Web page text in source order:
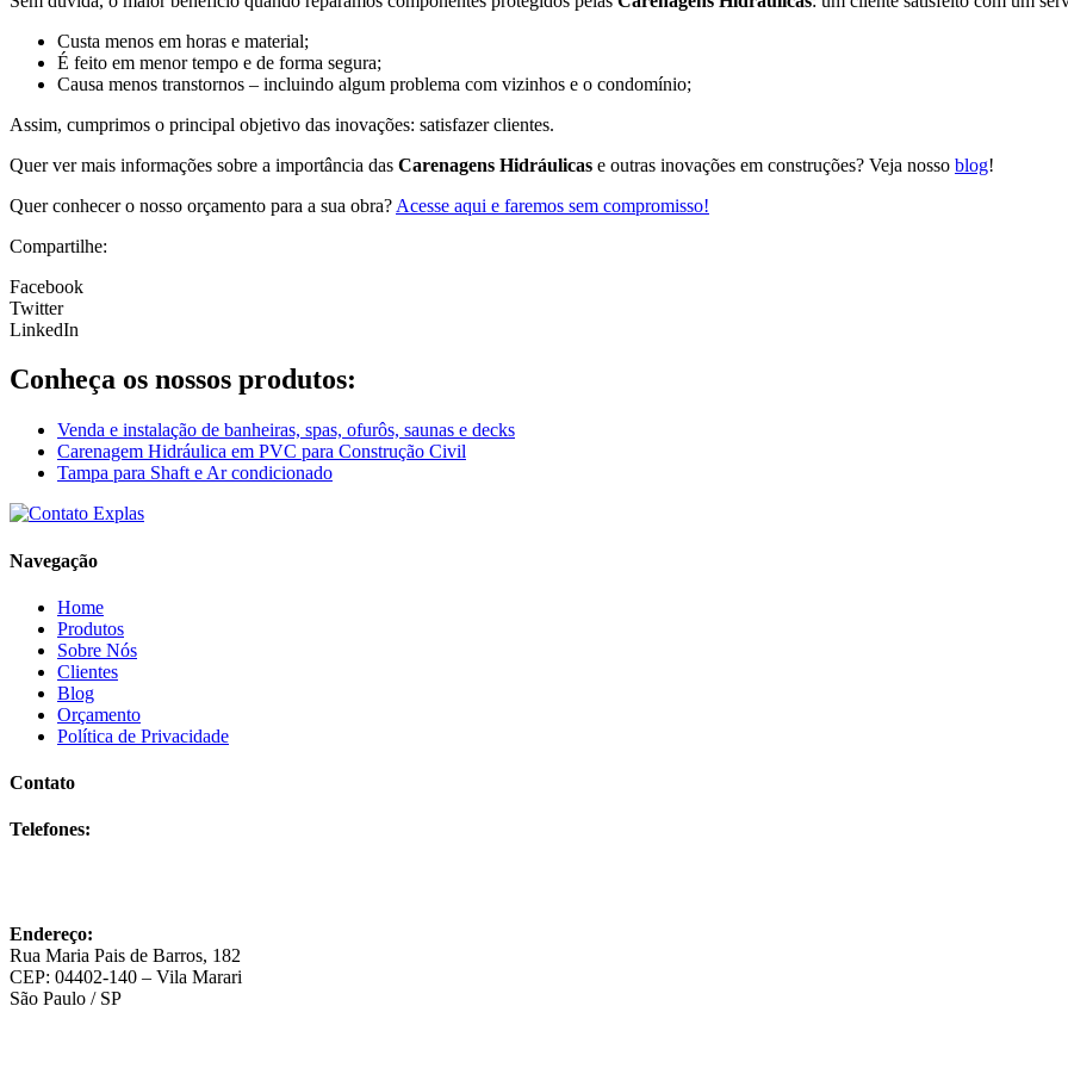
Custa menos em horas e material;
É feito em menor tempo e de forma segura;
Causa menos transtornos – incluindo algum problema com vizinhos e o condomínio;
Assim, cumprimos o principal objetivo das inovações: satisfazer clientes.
Quer ver mais informações sobre a importância das Carenagens Hidráulicas e outras inovações em construções? Veja nosso blog!
Quer conhecer o nosso orçamento para a sua obra? Acesse aqui e faremos sem compromisso!
Compartilhe:
Facebook
Twitter
LinkedIn
Conheça os nossos produtos:
Venda e instalação de banheiras, spas, ofurôs, saunas e decks
Carenagem Hidráulica em PVC para Construção Civil
Tampa para Shaft e Ar condicionado
Navegação
Home
Produtos
Sobre Nós
Clientes
Blog
Orçamento
Política de Privacidade
Contato
Telefones:
Endereço:
Rua Maria Pais de Barros, 182
CEP: 04402-140 – Vila Marari
São Paulo / SP